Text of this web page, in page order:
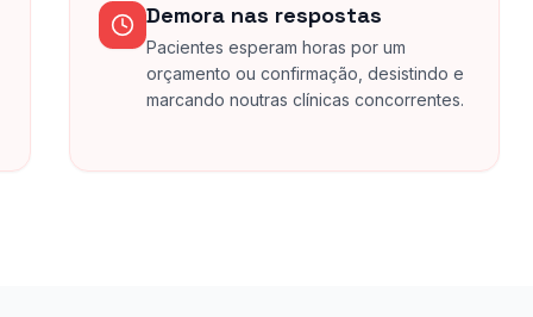
Demora nas respostas
Pacientes esperam horas por um
orçamento ou confirmação, desistindo e
marcando noutras clínicas concorrentes.